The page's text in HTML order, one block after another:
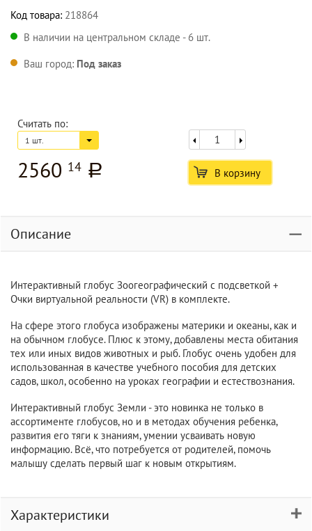
Код товара: 218864
В наличии на центральном складе - 6 шт.
Ваш город: Под заказ
Считать по:
1 шт.
2560 14 a В корзину
Описание
Интерактивный глобус Зоогеографический с подсветкой +
Очки виртуальной реальности (VR) в комплекте.
На сфере этого глобуса изображены материки и океаны, как и
на обычном глобусе. Плюс к этому, добавлены места обитания
тех или иных видов животных и рыб. Глобус очень удобен для
использованная в качестве учебного пособия для детских
садов, школ, особенно на уроках географии и естествознания.
Интерактивный глобус Земли - это новинка не только в
ассортименте глобусов, но и в методах обучения ребенка,
развития его тяги к знаниям, умении усваивать новую
информацию. Всё, что потребуется от родителей, помочь
малышу сделать первый шаг к новым открытиям.
Характеристики